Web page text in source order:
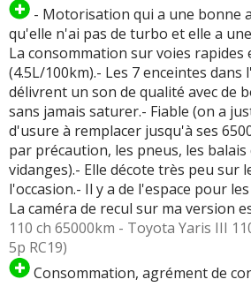
- Motorisation qui a une bonne
qu'elle n'ai pas de turbo et elle a
La consommation sur voies rapides
(4.5L/100km).- Les 7 enceintes dans
délivrent un son de qualité avec de
sans jamais saturer.- Fiable (on a
d'usure à remplacer jusqu'à ses
par précaution, les pneus, les balais
vidanges).- Elle décote très peu sur
l'occasion.- Il y a de l'espace pour
La caméra de recul sur ma version
110 ch 65000km - Toyota Yaris III
5p RC19)
Consommation, agrément de